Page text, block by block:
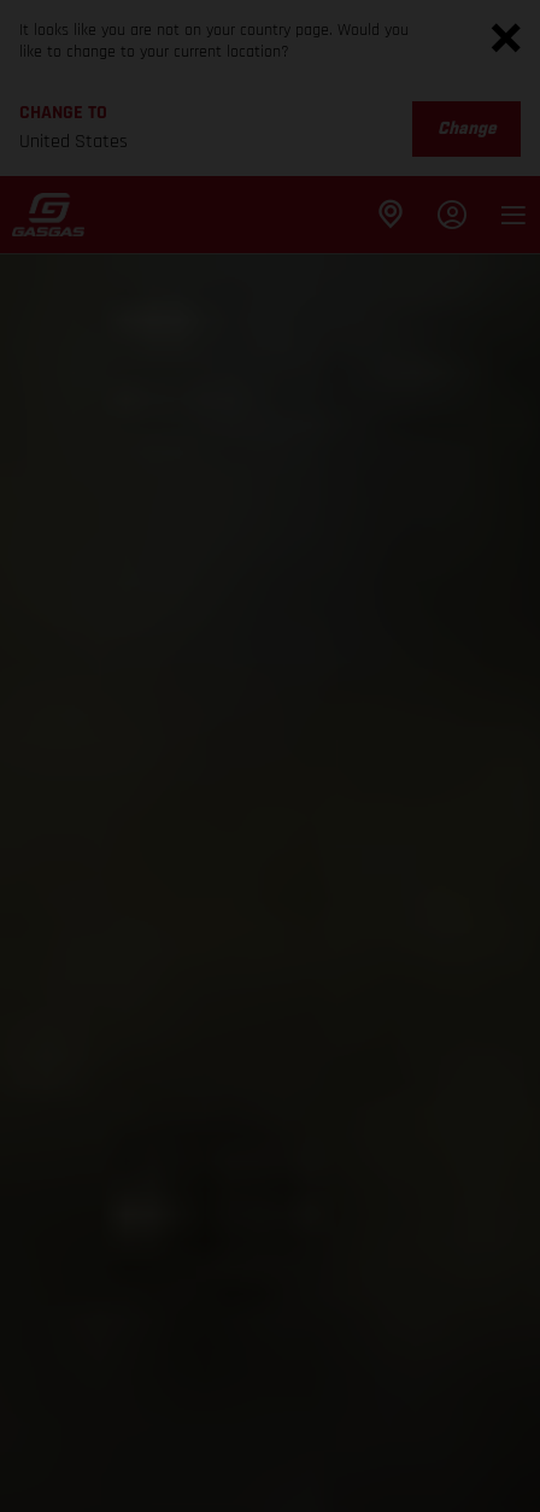
It looks like you are not on your country page. Would you
like to change to your current location?
CHANGE TO
United States
Change